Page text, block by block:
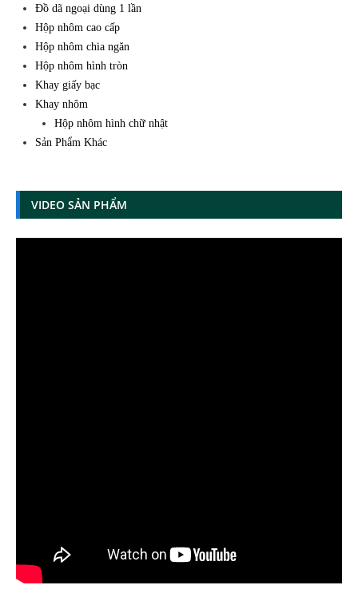
Đồ dã ngoại dùng 1 lần
Hộp nhôm cao cấp
Hộp nhôm chia ngăn
Hộp nhôm hình tròn
Khay giấy bạc
Khay nhôm
Hộp nhôm hình chữ nhật
Sản Phẩm Khác
VIDEO SẢN PHẨM